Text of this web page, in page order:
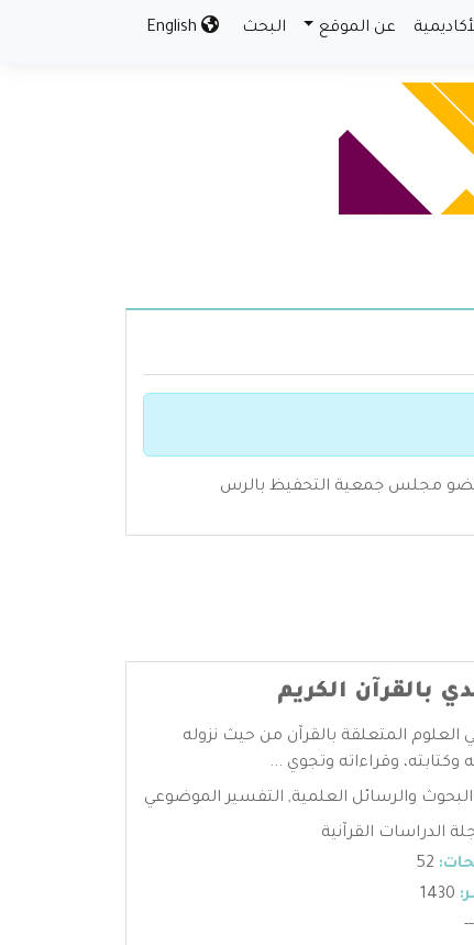
عن الموقع البحث
وعضو مجلس جمعية التحفيظ بالرس
بالقرآن الكريم
العلوم المتعلقة بالقرآن من حيث نزوله
وكتابته، وقراءاته وتجوي ...
البحوث والرسائل العلمية, التفسير الموضوعي
الدراسات القرآنية